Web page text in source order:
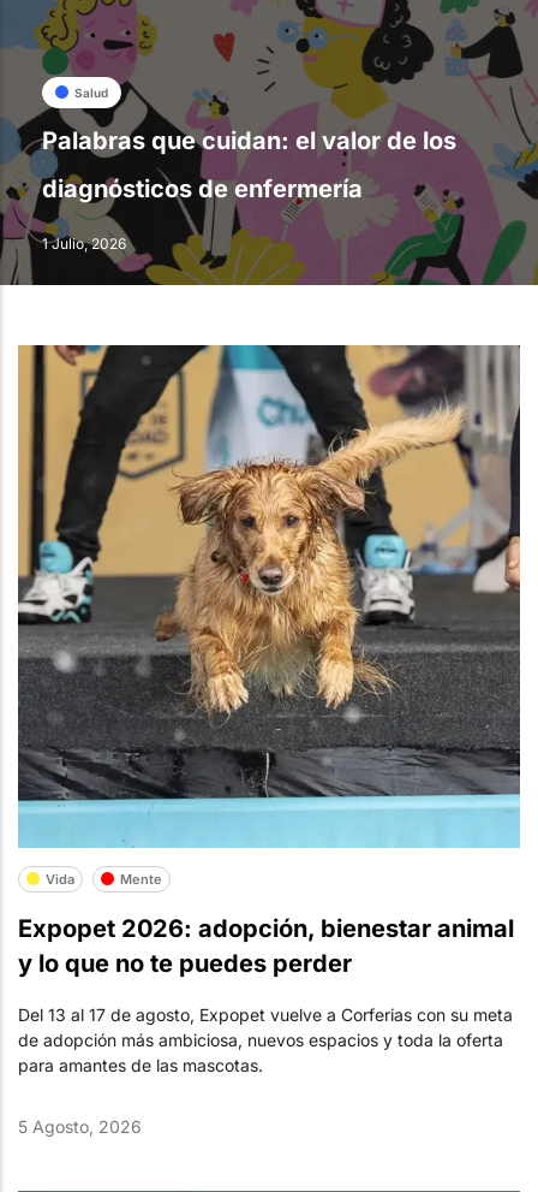
Salud
Palabras que cuidan: el valor de los
diagnósticos de enfermería
1 Julio, 2026
Vida Mente
Expopet 2026: adopción, bienestar animal
y lo que no te puedes perder
Del 13 al 17 de agosto, Expopet vuelve a Corferias con su meta
de adopción más ambiciosa, nuevos espacios y toda la oferta
para amantes de las mascotas.
5 Agosto, 2026